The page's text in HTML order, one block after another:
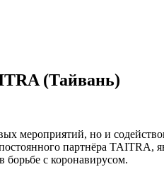
(Тайвань)
мероприятий, но и
партнёра TAITRA,
борьбе с коронавирусом.